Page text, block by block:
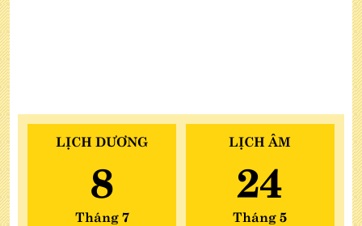
LỊCH DƯƠNG
8
Tháng 7
LỊCH ÂM
24
Tháng 5